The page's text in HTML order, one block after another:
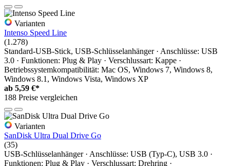
Varianten
Intenso Speed Line
(1.278)
Standard-USB-Stick, USB-Schlüsselanhänger · Anschlüsse: USB
3.0 · Funktionen: Plug & Play · Verschlussart: Kappe ·
Betriebssystemkompatibilität: Mac OS, Windows 7, Windows 8,
Windows 8.1, Windows Vista, Windows XP
ab 5,59 €*
188 Preise vergleichen
Varianten
SanDisk Ultra Dual Drive Go
(35)
USB-Schlüsselanhänger · Anschlüsse: USB (Typ-C), USB 3.0 ·
Funktionen: Plug & Play · Verschlussart: Drehring ·